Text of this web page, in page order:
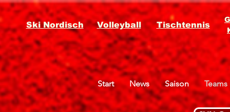
Ski Nordisch Volleyball Tischtennis
Start News Saison Teams